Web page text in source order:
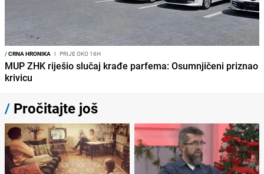
/CRNA HRONIKA I PRIJE OKO 16H
MUP ZHK riješio slučaj krađe parfema: Osumnjičeni priznao
krivicu
/ Pročitajte još